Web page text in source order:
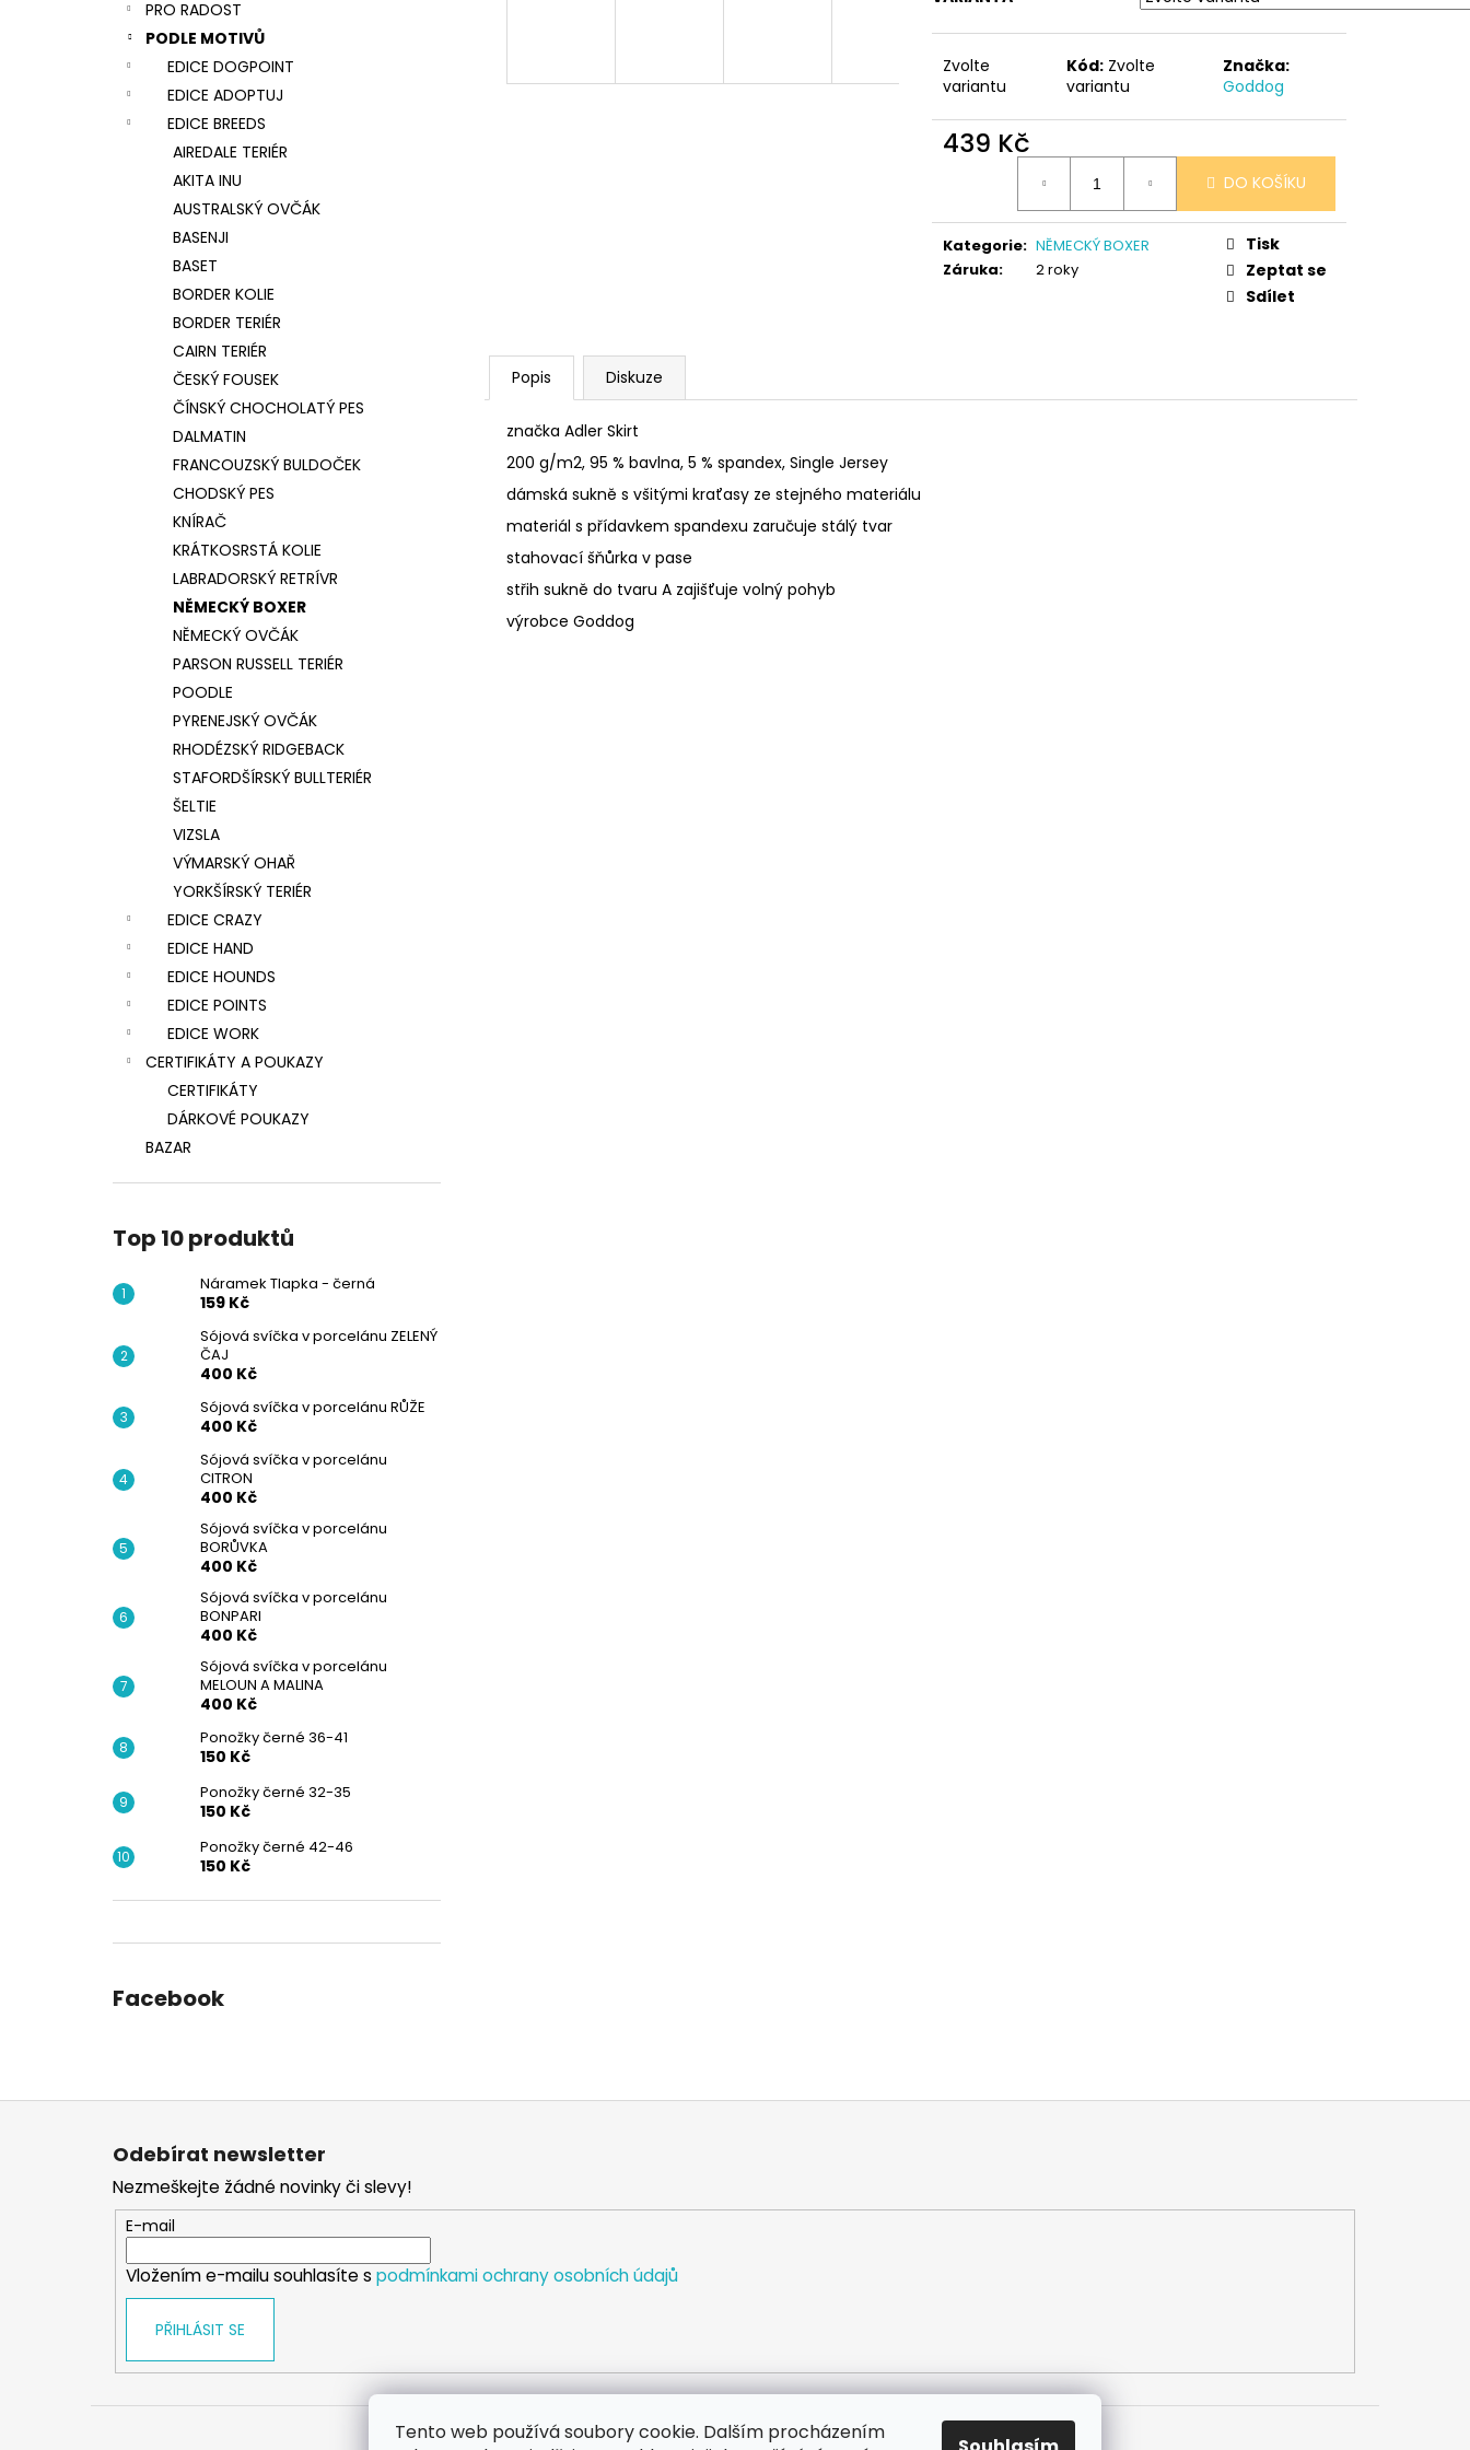
Tento web používá soubory cookie. Dalším procházením
PRO RADOST
PODLE MOTIVŮ
EDICE DOGPOINT
EDICE ADOPTUJ
EDICE BREEDS
AIREDALE TERIÉR
AKITA INU
AUSTRALSKÝ OVČÁK
BASENJI
BASET
BORDER KOLIE
BORDER TERIÉR
CAIRN TERIÉR
ČESKÝ FOUSEK
ČÍNSKÝ CHOCHOLATÝ PES
DALMATIN
FRANCOUZSKÝ BULDOČEK
CHODSKÝ PES
KNÍRAČ
KRÁTKOSRSTÁ KOLIE
LABRADORSKÝ RETRÍVR
NĚMECKÝ BOXER
NĚMECKÝ OVČÁK
PARSON RUSSELL TERIÉR
POODLE
PYRENEJSKÝ OVČÁK
RHODÉZSKÝ RIDGEBACK
STAFORDŠÍRSKÝ BULLTERIÉR
ŠELTIE
VIZSLA
VÝMARSKÝ OHAŘ
YORKŠÍRSKÝ TERIÉR
EDICE CRAZY
EDICE HAND
EDICE HOUNDS
EDICE POINTS
EDICE WORK
CERTIFIKÁTY A POUKAZY
CERTIFIKÁTY
DÁRKOVÉ POUKAZY
BAZAR
Top 10 produktů
Náramek Tlapka - černá
159 Kč
Sójová svíčka v porcelánu ZELENÝ
ČAJ
400 Kč
Sójová svíčka v porcelánu RŮŽE
400 Kč
Sójová svíčka v porcelánu
CITRON
400 Kč
Sójová svíčka v porcelánu
BORŮVKA
400 Kč
Sójová svíčka v porcelánu
BONPARI
400 Kč
Sójová svíčka v porcelánu
MELOUN A MALINA
400 Kč
Ponožky černé 36-41
150 Kč
Ponožky černé 32-35
150 Kč
Ponožky černé 42-46
150 Kč
Facebook
Zvolte
variantu
Kód: Zvolte
variantu
Značka:
Goddog
439 Kč
DO KOŠÍKU
Kategorie: NĚMECKÝ BOXER
Záruka: 2 roky
Tisk
Zeptat se
Sdílet
Popis Diskuze
značka Adler Skirt
200 g/m2, 95 % bavlna, 5 % spandex, Single Jersey
dámská sukně s všitými kraťasy ze stejného materiálu
materiál s přídavkem spandexu zaručuje stálý tvar
stahovací šňůrka v pase
střih sukně do tvaru A zajišťuje volný pohyb
výrobce Goddog
NÁRAMEK TLAPKA - ČERNÁ
159 Kč
SÓJOVÁ SVÍČKA V PORCELÁNU RŮŽE
Z
Odebírat newsletter
Nezmeškejte žádné novinky či slevy!
E-mail
Vložením e-mailu souhlasíte s podmínkami ochrany osobních údajů
PŘIHLÁSIT SE